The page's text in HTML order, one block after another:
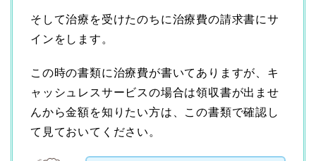
そして治療を受けたのちに治療費の請求書にサ
インをします。
この時の書類に治療費が書いてありますが、キ
ャッシュレスサービスの場合は領収書が出ませ
んから金額を知りたい方は、この書類で確認し
て見ておいてください。